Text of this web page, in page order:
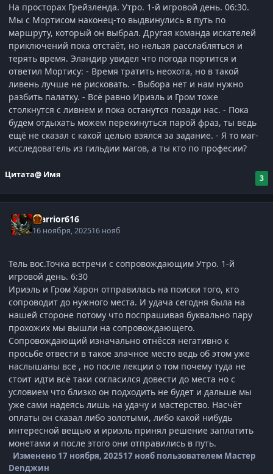
На просторах Грейзленда. Утро. 1-й игровой день. 06:30.
Мы с Мортисом наконец-то выдвинулись в путь по
маршруту, который он выбрал. Другая команда искателей
приключений пока отстаёт, но нельзя расслабляться и
терять время. Эландир увидел что погода портится и
ответил Мортису: - Время тратить неохота, но в такой
ливень лучше не рисковать. - Выбора нет и нам нужно
разбить палатку. - Всё равно Ириэль и Гром тоже
столкнутся с ливнем и пока останутся позади нас. - Пока
будем отдыхать можем перекинуться парой фраз, ты ведь
ещё не сказал с какой целью взялся за задание. - Я то маг-
исследователь из гильдии магов, а ты кто по професии?
Цитата@ Имя 3
Warrior616
16 ноября, 202516 нояб
Тель вос.Точка встречи с сопровождающим Утро. 1-й
игровой день. 6:30
Ириэль и Гром Харон отправилась на поиски того, кто
сопроводит до нужного места. И удача сегодня была на
нашей стороне потому что поспрашивая буквально пару
прохожих мы вышли на сопровождающего.
Сопровождающий изначально отнёсся негативно к
просьбе отвести в такое злачное место ведь об этом уже
наслышаны все , но после лекции о том почему туда не
стоит идти всё таки согласился довести до места но с
условием что близко он подходить не будет и дальше мы
уже сами надеясь лишь на удачу и мастерство. Насчёт
оплаты он сказал либо золотыми, либо какой нибудь
интересной вещью и ириэль принял решение заплатить
монетами и после этого они отправились в путь.
Изменено 17 ноября, 202517 ноябпользователем Мастер
Denджин